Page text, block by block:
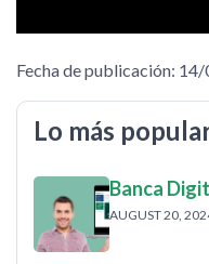
Fecha de publicación:
Lo más
Banca
AUGUST 20,